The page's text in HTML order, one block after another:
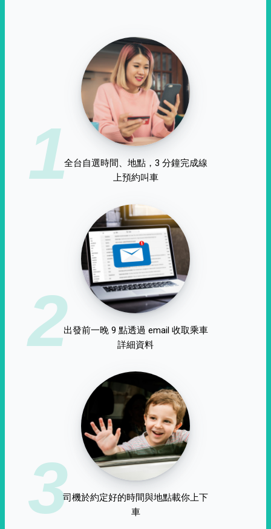
1全台自選時間、地點，3 分鐘完成線
上預約叫車
2出發前一晚 9 點透過 email 收取乘車
詳細資料
3司機於約定好的時間與地點載你上下
車